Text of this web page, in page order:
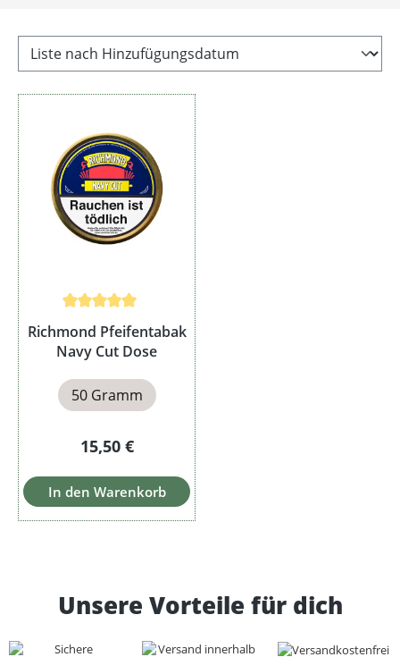
Durchschnittliche Bewertung von 5 von 5 Sternen
Richmond Pfeifentabak
Navy Cut Dose
50 Gramm
Regulärer Preis:
15,50 €
In den Warenkorb
Unsere Vorteile für dich